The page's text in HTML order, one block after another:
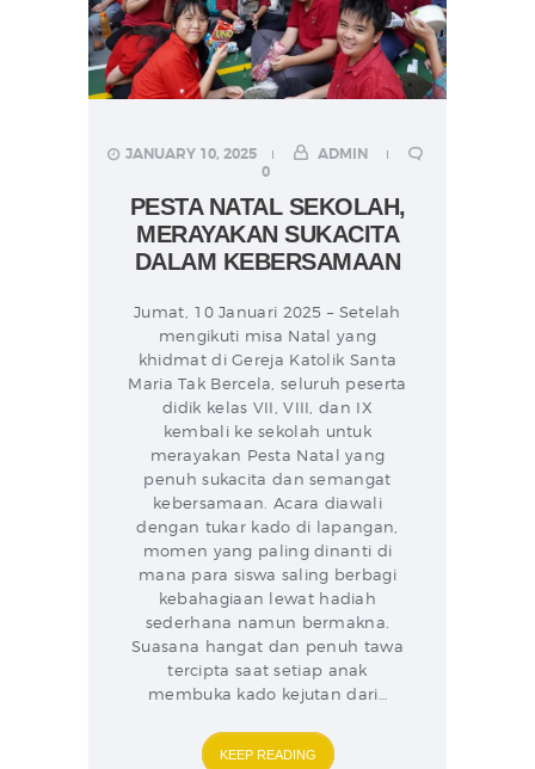
JANUARY 10, 2025
ADMIN
0
PESTA NATAL SEKOLAH,
MERAYAKAN SUKACITA
DALAM KEBERSAMAAN
Jumat, 10 Januari 2025 – Setelah
mengikuti misa Natal yang
khidmat di Gereja Katolik Santa
Maria Tak Bercela, seluruh peserta
didik kelas VII, VIII, dan IX
kembali ke sekolah untuk
merayakan Pesta Natal yang
penuh sukacita dan semangat
kebersamaan. Acara diawali
dengan tukar kado di lapangan,
momen yang paling dinanti di
mana para siswa saling berbagi
kebahagiaan lewat hadiah
sederhana namun bermakna.
Suasana hangat dan penuh tawa
tercipta saat setiap anak
membuka kado kejutan dari…
KEEP READING